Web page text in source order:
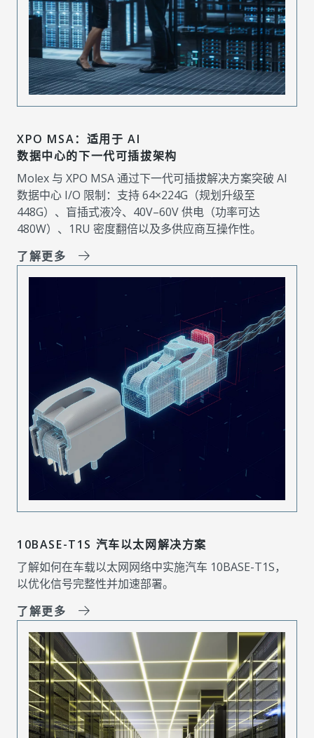
XPO MSA：适用于 AI
数据中心的下一代可插拔架构
Molex 与 XPO MSA 通过下一代可插拔解决方案突破 AI
数据中心 I/O 限制：支持 64×224G（规划升级至
448G）、盲插式液冷、40V–60V 供电（功率可达
480W）、1RU 密度翻倍以及多供应商互操作性。
了解更多
10BASE-T1S 汽车以太网解决方案
了解如何在车载以太网网络中实施汽车 10BASE-T1S，
以优化信号完整性并加速部署。
了解更多